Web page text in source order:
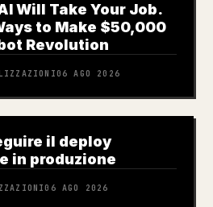
Will Take Your Job.
to Make $50,000
Revolution
06 AGO 2026
il deploy
in produzione
06 AGO 2026